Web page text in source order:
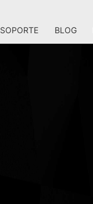
SOPORTE BLOG